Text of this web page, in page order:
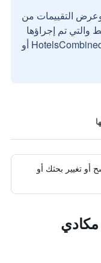
التقييمات من
والتي تم إجراؤها
بواسطة مستخدمين حقيقيين مع HotelsCombined أو
أو تغيير بحثك أو
مكادي